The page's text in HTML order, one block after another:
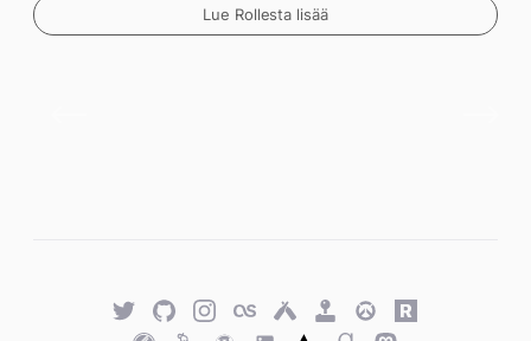
Lue Rollesta lisää
TwitterGitHubTwitterLast.fmUntappd
Retro
Achievements
Overwatch
Rawg.io